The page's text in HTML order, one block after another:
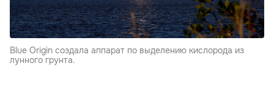
Blue Origin создала аппарат по выделению кислорода из
лунного грунта.